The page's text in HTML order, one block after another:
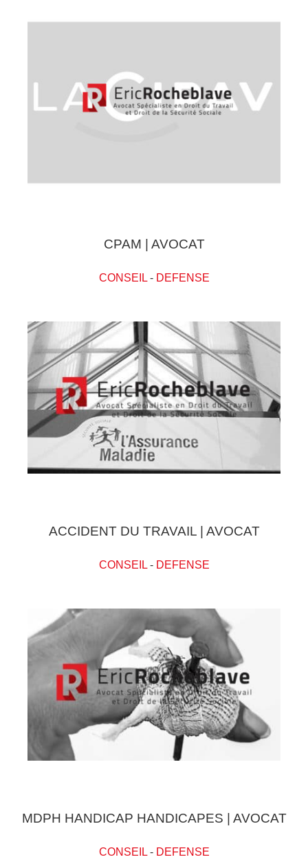
CPAM | AVOCAT
CONSEIL- DEFENSE
ACCIDENT DU TRAVAIL | AVOCAT
CONSEIL- DEFENSE
MDPH HANDICAP HANDICAPES | AVOCAT
CONSEIL- DEFENSE